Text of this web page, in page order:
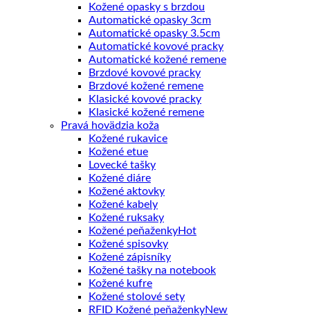
Kožené opasky s brzdou
Automatické opasky 3cm
Automatické opasky 3.5cm
Automatické kovové pracky
Automatické kožené remene
Brzdové kovové pracky
Brzdové kožené remene
Klasické kovové pracky
Klasické kožené remene
Pravá hovädzia koža
Kožené rukavice
Kožené etue
Lovecké tašky
Kožené diáre
Kožené aktovky
Kožené kabely
Kožené ruksaky
Kožené peňaženky
Kožené spisovky
Kožené zápisníky
Kožené tašky na notebook
Kožené kufre
Kožené stolové sety
RFID Kožené peňaženky